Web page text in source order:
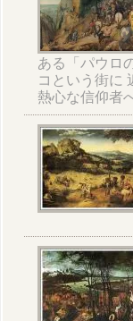
ある「パウロ
コという街に
熱心な信仰者